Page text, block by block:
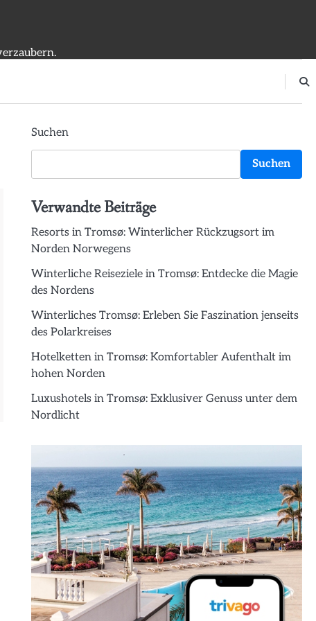
Suchen
Suchen
Verwandte Beiträge
Resorts in Tromsø: Winterlicher Rückzugsort im
Norden Norwegens
Winterliche Reiseziele in Tromsø: Entdecke die Magie
des Nordens
Winterliches Tromsø: Erleben Sie Faszination jenseits
des Polarkreises
Hotelketten in Tromsø: Komfortabler Aufenthalt im
hohen Norden
Luxushotels in Tromsø: Exklusiver Genuss unter dem
Nordlicht